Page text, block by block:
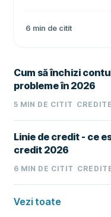
6 min de citit
Cum să închizi
probleme în 2026
5 MIN DE CITIT CREDITE
Linie de credit - ce
credit 2026
6 MIN DE CITIT
Vezi toate